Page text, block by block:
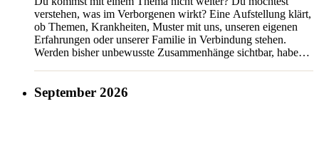
verstehen, was im Verborgenen wirkt? Eine Aufstellung klärt,
ob Themen, Krankheiten, Muster mit uns, unseren eigenen
Erfahrungen oder unserer Familie in Verbindung stehen.
Werden bisher unbewusste Zusammenhänge sichtbar, haben
September 2026